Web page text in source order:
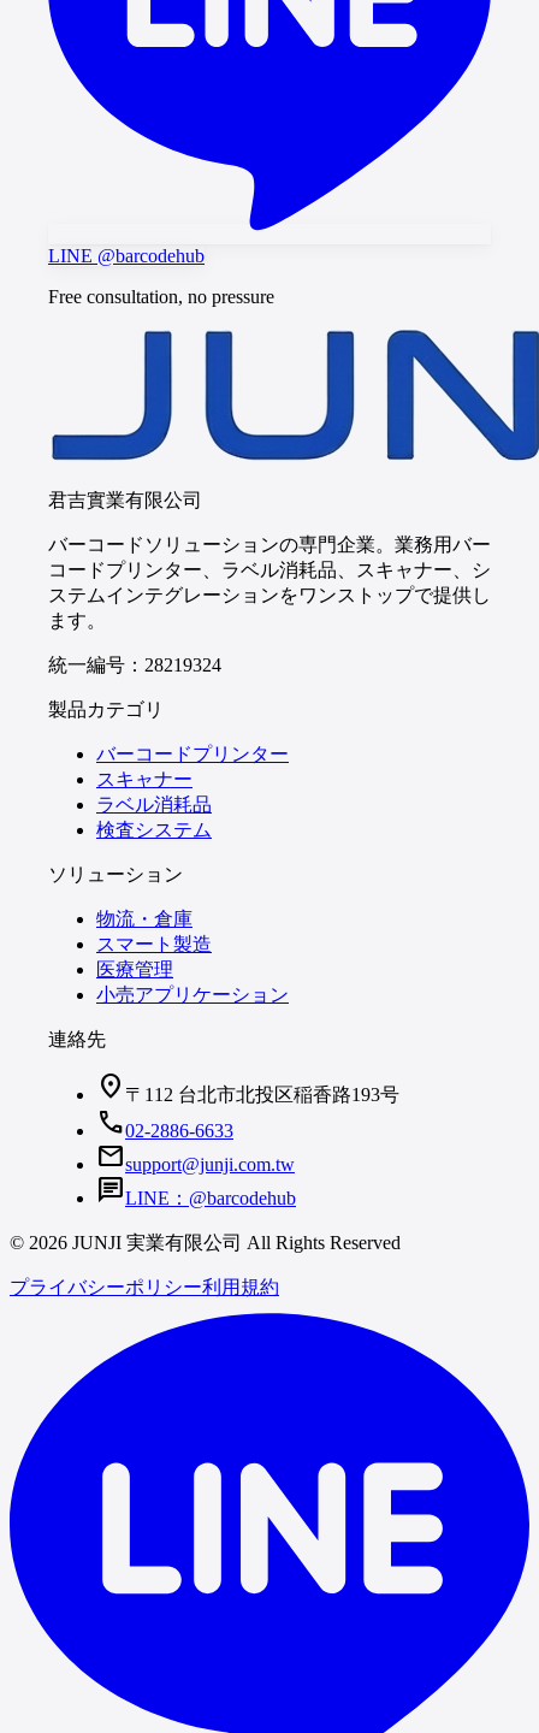
LINE @barcodehub
Free consultation, no pressure
君吉實業有限公司
バーコードソリューションの専門企業。業務用バー
コードプリンター、ラベル消耗品、スキャナー、シ
ステムインテグレーションをワンストップで提供し
ます。
統一編号：28219324
製品カテゴリ
バーコードプリンター
スキャナー
ラベル消耗品
検査システム
ソリューション
物流・倉庫
スマート製造
医療管理
小売アプリケーション
連絡先
location_on 〒112 台北市北投区稲香路193号
call02-2886-6633
mailsupport@junji.com.tw
chatLINE：@barcodehub
© 2026 JUNJI 実業有限公司 All Rights Reserved
プライバシーポリシー利用規約